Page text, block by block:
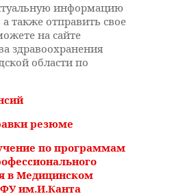
информацию
а также отправить свое
на сайте
здравоохранения
области по
резюме
по программам
в Медицинском
им.И.Канта